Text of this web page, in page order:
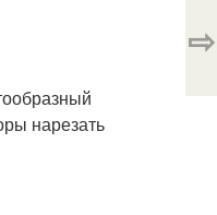
нарезать
⇨